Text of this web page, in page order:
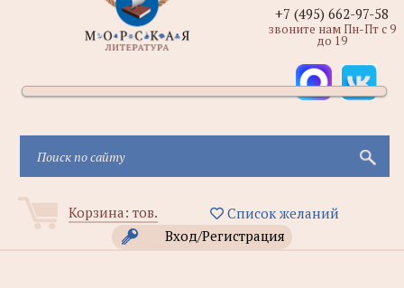
Корзина: тов.
Список желаний
Вход/Регистрация
+7 (495) 662-97-58
звоните нам Пн-Пт с 9
до 19